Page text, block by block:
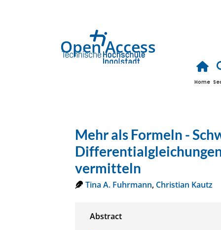
Open Access
Home
Mehr als Formeln -
vermitteln
Tina A. Fuhrmann, Christian Kautz